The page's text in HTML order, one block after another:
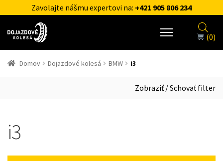
Zavolajte nášmu expertovi na: +421 905 806 234
(0)
Domov Dojazdové kolesá BMW i3
Zobraziť / Schovať filter
i3